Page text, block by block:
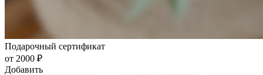
Подарочный сертификат
от 2000 ₽
Добавить